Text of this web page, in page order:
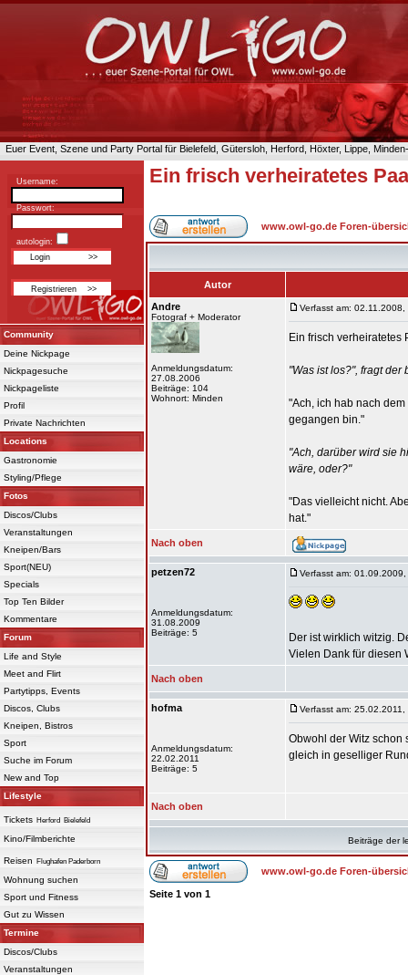
Euer Event, Szene und Party Portal für Bielefeld, Gütersloh, Herford, Höxter, Lippe,
Username:
Passwort:
autologin:
Community
Deine Nickpage
Nickpagesuche
Nickpageliste
Profil
Private Nachrichten
Locations
Gastronomie
Styling/Pflege
Fotos
Discos/Clubs
Veranstaltungen
Kneipen/Bars
Sport(NEU)
Specials
Top Ten Bilder
Kommentare
Forum
Life and Style
Meet and Flirt
Partytipps, Events
Discos, Clubs
Kneipen, Bistros
Sport
Suche im Forum
New and Top
Lifestyle
Tickets Herford Bielefeld
Kino/Filmberichte
Reisen Flughafen Paderborn
Wohnung suchen
Sport und Fitness
Gut zu Wissen
Termine
Discos/Clubs
Veranstaltungen
Ein frisch verheiratetes
www.owl-go.de Foren-
Autor
Andre
Fotograf + Moderator
Anmeldungsdatum:
27.08.2006
Beiträge: 104
Wohnort: Minden
Verfasst am: 02.11.2008,
Ein frisch verheiratetes
"Was ist los?", fragt der
"Ach, ich hab nach
gegangen bin."
"Ach, darüber wird sie
wäre, oder?"
"Das vielleicht nicht.
hat."
Nach oben
petzen72
Anmeldungsdatum:
31.08.2009
Beiträge: 5
Verfasst am:
Der ist wirklich witzig.
Vielen Dank für diesen
Nach oben
hofma
Anmeldungsdatum:
22.02.2011
Beiträge: 5
Verfasst am: 25.02.2011,
Obwohl der Witz schon
gleich in geselliger
Nach oben
Beiträge der
www.owl-go.de Foren-
Seite 1 von 1